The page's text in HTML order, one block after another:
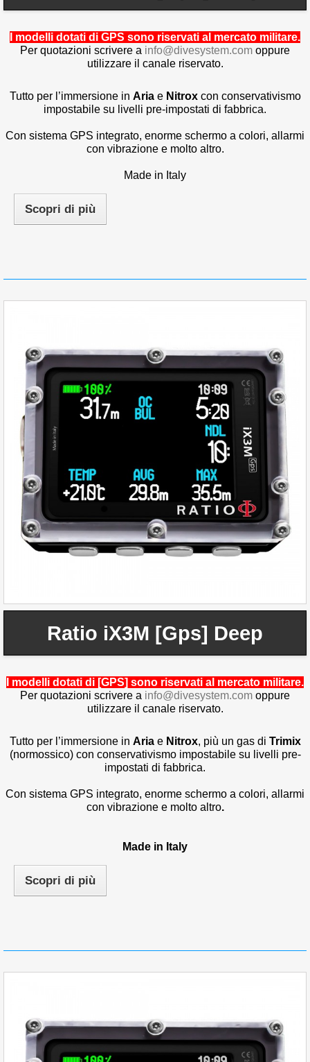
I modelli dotati di GPS sono riservati al mercato militare.
Per quotazioni scrivere a info@divesystem.com oppure
utilizzare il canale riservato.
Tutto per l’immersione in Ariae Nitroxcon conservativismo
impostabile su livelli pre-impostati di fabbrica.
Con sistema GPS integrato, enorme schermo a colori, allarmi
con vibrazione e molto altro.
Made in Italy
Scopri di più
Ratio iX3M [Gps] Deep
I modelli dotati di [GPS] sono riservati al mercato militare.
Per quotazioni scrivere a info@divesystem.com oppure
utilizzare il canale riservato.
Tutto per l’immersione in Ariae Nitrox, più un gas di Trimix
(normossico) con conservativismo impostabile su livelli pre-
impostati di fabbrica.
Con sistema GPS integrato, enorme schermo a colori, allarmi
con vibrazione e molto altro.
Made in Italy
Scopri di più